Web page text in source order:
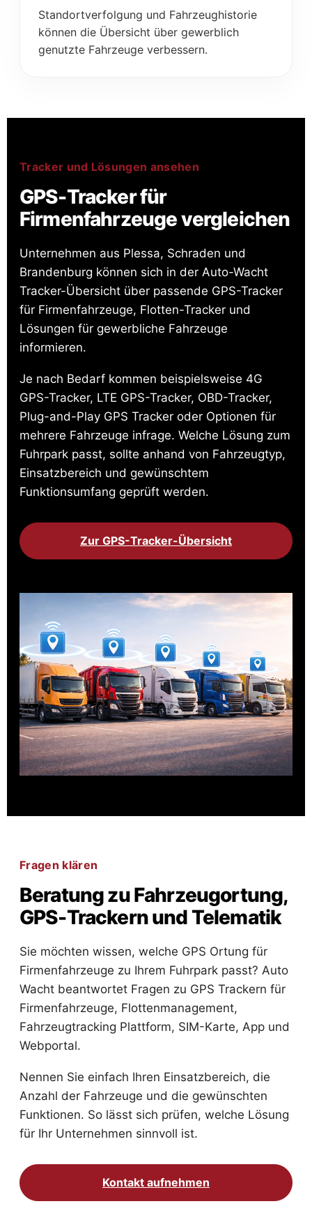
Standortverfolgung und Fahrzeughistorie
können die Übersicht über gewerblich
genutzte Fahrzeuge verbessern.
Tracker und Lösungen ansehen
GPS-Tracker für
Firmenfahrzeuge vergleichen
Unternehmen aus Plessa, Schraden und
Brandenburg können sich in der Auto-Wacht
Tracker-Übersicht über passende GPS-Tracker
für Firmenfahrzeuge, Flotten-Tracker und
Lösungen für gewerbliche Fahrzeuge
informieren.
Je nach Bedarf kommen beispielsweise 4G
GPS-Tracker, LTE GPS-Tracker, OBD-Tracker,
Plug-and-Play GPS Tracker oder Optionen für
mehrere Fahrzeuge infrage. Welche Lösung zum
Fuhrpark passt, sollte anhand von Fahrzeugtyp,
Einsatzbereich und gewünschtem
Funktionsumfang geprüft werden.
Zur GPS-Tracker-Übersicht
Fragen klären
Beratung zu Fahrzeugortung,
GPS-Trackern und Telematik
Sie möchten wissen, welche GPS Ortung für
Firmenfahrzeuge zu Ihrem Fuhrpark passt? Auto
Wacht beantwortet Fragen zu GPS Trackern für
Firmenfahrzeuge, Flottenmanagement,
Fahrzeugtracking Plattform, SIM-Karte, App und
Webportal.
Nennen Sie einfach Ihren Einsatzbereich, die
Anzahl der Fahrzeuge und die gewünschten
Funktionen. So lässt sich prüfen, welche Lösung
für Ihr Unternehmen sinnvoll ist.
Kontakt aufnehmen